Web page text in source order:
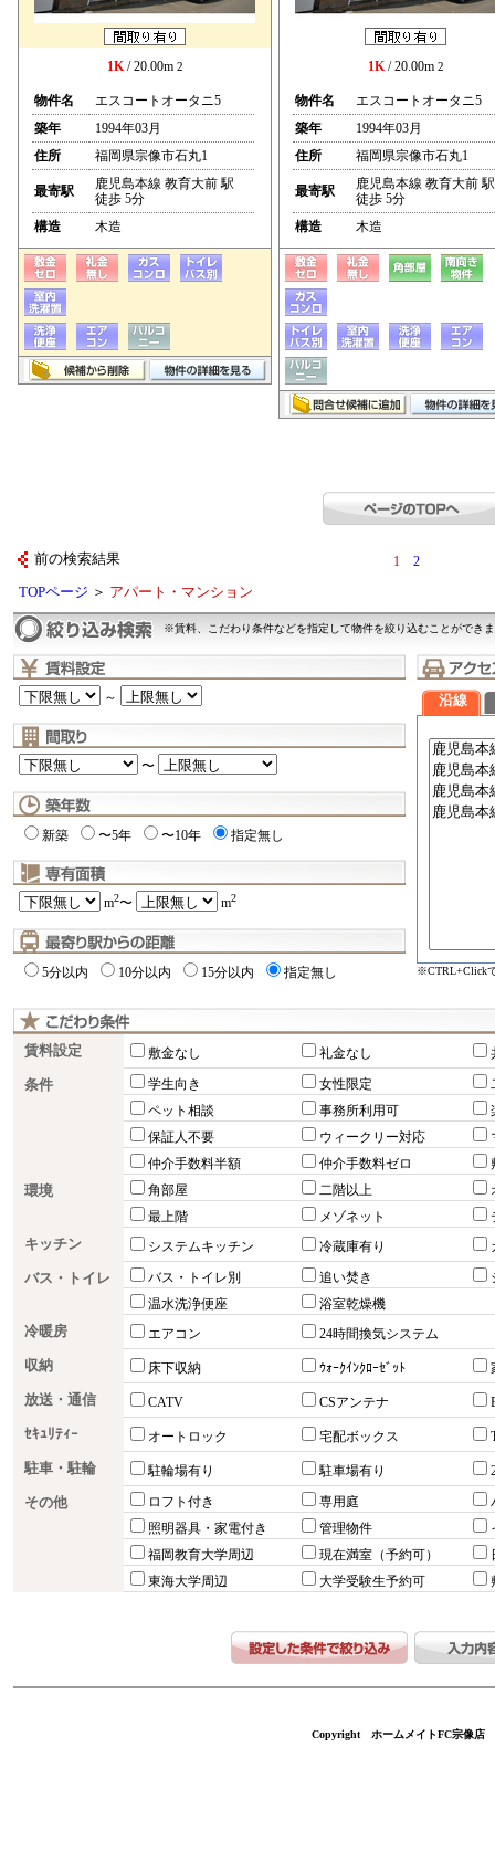
1K/ 20.00m 2
物件名
エスコートオータニ5
築年
1994年03月
住所
福岡県宗像市石丸1
最寄駅
鹿児島本線 教育大前 駅
徒歩 5分
構造
木造
1K/ 20.00m 2
物件名
エスコートオータニ5
築年
1994年03月
住所
福岡県宗像市石丸1
最寄駅
鹿児島本線 教育大前 駅
徒歩 5分
構造
木造
前の検索結果 1 2
TOPページ ＞ アパート・マンション
※賃料、こだわり条件などを指定して物件を絞り込むことができ
～
〜
新築 〜5年 〜10年 指定無し
m2〜 m2
5分以内 10分以内 15分以内 指定無し
沿線
※CTRL+Click
賃料設定 敷金なし 礼金なし
条件 学生向き 女性限定
ペット相談
事務所利用可
保証人不要
ウィークリー対応
仲介手数料半額
仲介手数料ゼロ
環境 角部屋 二階以上
最上階
メゾネット
キッチン システムキッチン 冷蔵庫有り
バス・トイレ バス・トイレ別 追い焚き
温水洗浄便座
浴室乾燥機
冷暖房 エアコン 24時間換気システム
収納 床下収納 ｳｫｰｸｲﾝｸﾛｰｾﾞｯﾄ
放送・通信 CATV CSアンテナ
ｾｷｭﾘﾃｨｰ オートロック 宅配ボックス
駐車・駐輪 駐輪場有り 駐車場有り
その他 ロフト付き 専用庭
照明器具・家電付き
管理物件
福岡教育大学周辺
現在満室（予約可）
東海大学周辺
大学受験生予約可
Copyright ホームメイトFC宗像店